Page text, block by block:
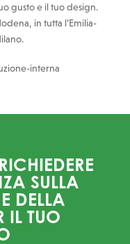
gusto e il tuo design.
in tutta l’Emilia-
SULLA
DELLA
IL TUO